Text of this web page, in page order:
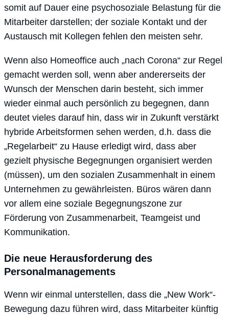
somit auf Dauer eine psychosoziale Belastung für die
Mitarbeiter darstellen; der soziale Kontakt und der
Austausch mit Kollegen fehlen den meisten sehr.
Wenn also Homeoffice auch „nach Corona“ zur Regel
gemacht werden soll, wenn aber andererseits der
Wunsch der Menschen darin besteht, sich immer
wieder einmal auch persönlich zu begegnen, dann
deutet vieles darauf hin, dass wir in Zukunft verstärkt
hybride Arbeitsformen sehen werden, d.h. dass die
„Regelarbeit“ zu Hause erledigt wird, dass aber
gezielt physische Begegnungen organisiert werden
(müssen), um den sozialen Zusammenhalt in einem
Unternehmen zu gewährleisten. Büros wären dann
vor allem eine soziale Begegnungszone zur
Förderung von Zusammenarbeit, Teamgeist und
Kommunikation.
Die neue Herausforderung des
Personalmanagements
Wenn wir einmal unterstellen, dass die „New Work“-
Bewegung dazu führen wird, dass Mitarbeiter künftig